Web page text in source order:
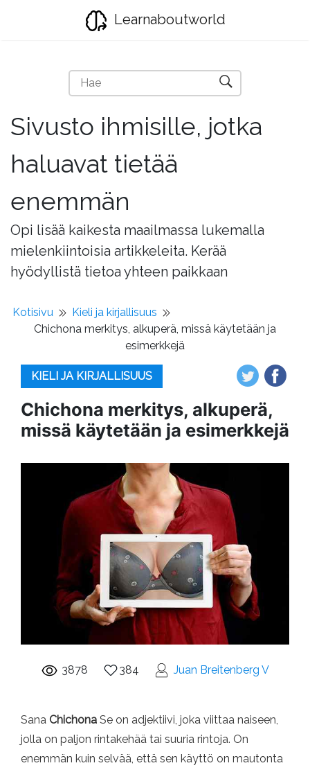
Learnaboutworld
Sivusto ihmisille, jotka
haluavat tietää
enemmän
Opi lisää kaikesta maailmassa lukemalla
mielenkiintoisia artikkeleita. Kerää
hyödyllistä tietoa yhteen paikkaan
Kotisivu
Kieli ja kirjallisuus
Chichona merkitys, alkuperä, missä käytetään ja
esimerkkejä
KIELI JA KIRJALLISUUS
Chichona merkitys, alkuperä,
missä käytetään ja esimerkkejä
3878 384 Juan Breitenberg V
Sana Chichona Se on adjektiivi, joka viittaa naiseen,
jolla on paljon rintakehää tai suuria rintoja. On
enemmän kuin selvää, että sen käyttö on mautonta